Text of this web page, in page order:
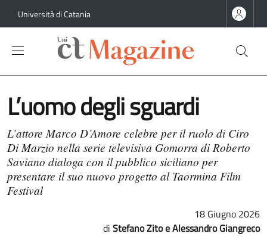
Università di Catania
L’uomo degli sguardi
L’attore Marco D’Amore celebre per il ruolo di Ciro
Di Marzio nella serie televisiva Gomorra di Roberto
Saviano dialoga con il pubblico siciliano per
presentare il suo nuovo progetto al Taormina Film
Festival
18 Giugno 2026
Stefano Zito e Alessandro Giangreco